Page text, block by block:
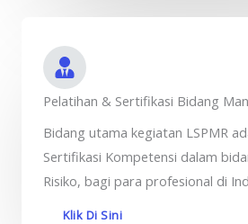
Pelatihan & Sertifikasi Bidang
Bidang utama kegiatan LSPMR
Sertifikasi Kompetensi dalam
Risiko, bagi para profesional di
Klik Di Sini